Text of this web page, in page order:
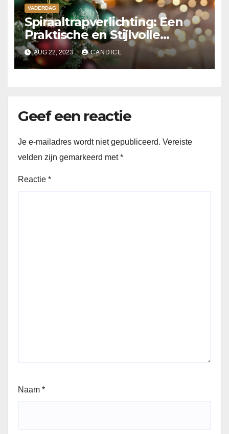
VADERDAG
Spiraaltrapverlichting: Een
Praktische en Stijlvolle
Oplossing voor uw Interieur
AUG 22, 2023 CANDICE
Geef een reactie
Je e-mailadres wordt niet gepubliceerd. Vereiste
velden zijn gemarkeerd met*
Reactie *
Naam *